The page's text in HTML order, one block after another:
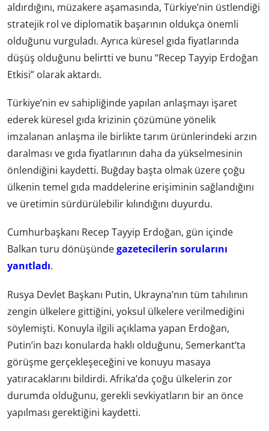
aldırdığını, müzakere aşamasında, Türkiye’nin üstlendiği
stratejik rol ve diplomatik başarının oldukça önemli
olduğunu vurguladı. Ayrıca küresel gıda fiyatlarında
düşüş olduğunu belirtti ve bunu “Recep Tayyip Erdoğan
Etkisi” olarak aktardı.
Türkiye’nin ev sahipliğinde yapılan anlaşmayı işaret
ederek küresel gıda krizinin çözümüne yönelik
imzalanan anlaşma ile birlikte tarım ürünlerindeki arzın
daralması ve gıda fiyatlarının daha da yükselmesinin
önlendiğini kaydetti. Buğday başta olmak üzere çoğu
ülkenin temel gıda maddelerine erişiminin sağlandığını
ve üretimin sürdürülebilir kılındığını duyurdu.
Cumhurbaşkanı Recep Tayyip Erdoğan, gün içinde
Balkan turu dönüşündegazetecilerin sorularını
yanıtladı.
Rusya Devlet Başkanı Putin, Ukrayna’nın tüm tahılının
zengin ülkelere gittiğini, yoksul ülkelere verilmediğini
söylemişti. Konuyla ilgili açıklama yapan Erdoğan,
Putin’in bazı konularda haklı olduğunu, Semerkant’ta
görüşme gerçekleşeceğini ve konuyu masaya
yatıracaklarını bildirdi. Afrika’da çoğu ülkelerin zor
durumda olduğunu, gerekli sevkiyatların bir an önce
yapılması gerektiğini kaydetti.